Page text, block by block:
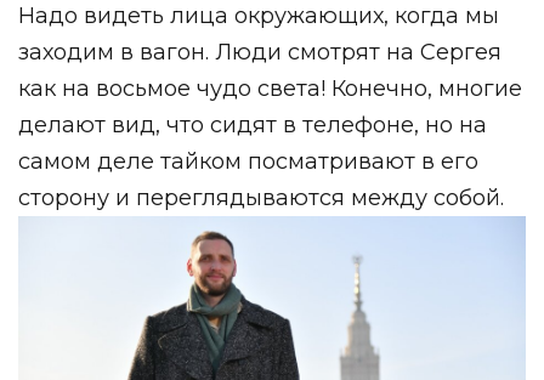
Надо видеть лица окружающих, когда мы
заходим в вагон. Люди смотрят на Сергея
как на восьмое чудо света! Конечно, многие
делают вид, что сидят в телефоне, но на
самом деле тайком посматривают в его
сторону и переглядываются между собой.